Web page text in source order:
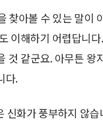
찾아볼 수 있는 말이
이해하기 어렵답니
것 같군요. 아무튼
다.
신화가 풍부하지 않